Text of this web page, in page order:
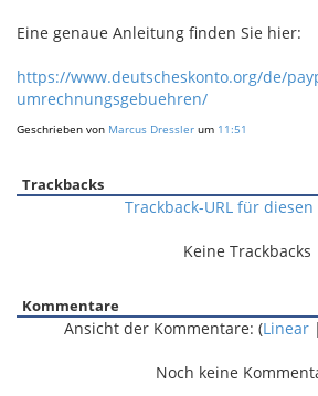
Eine genaue Anleitung finden Sie hier:
https://www.deutscheskonto.org/de/
umrechnungsgebuehren/
Geschrieben von Marcus Dressler um 11:51
Trackbacks
Trackback-URL für
Keine Trackbacks
Kommentare
Ansicht der Kommentare: (Linear|
Noch keine